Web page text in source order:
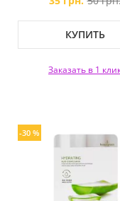
КУПИТЬ
Заказать в 1
-30 %